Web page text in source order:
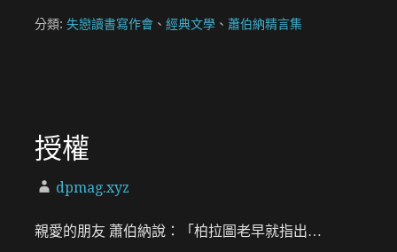
分類: 失戀讀書寫作會 、 經典文學 、 蕭伯納精言集
授權
dpmag.xyz
親愛的朋友 蕭伯納說：「柏拉圖老早就指出…